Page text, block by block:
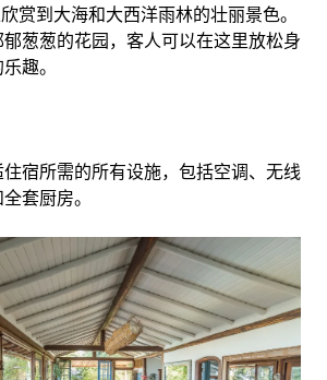
赏到大海和大西洋雨林的壮丽景色。
葱葱的花园，客人可以在这里放松身
趣。
宿所需的所有设施，包括空调、无线
套厨房。